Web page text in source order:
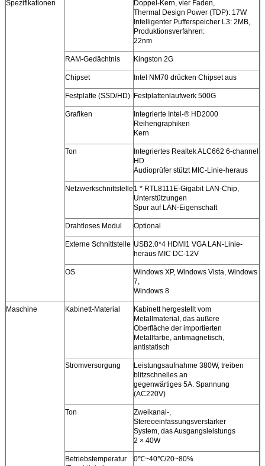
Spezifikationen
Doppel-Kern, vier Faden,
Thermal Design Power (TDP): 17W
Intelligenter Pufferspeicher L3: 2MB,
Produktionsverfahren:
22nm
RAM-Gedächtnis Kingston 2G
Chipset Intel NM70 drücken Chipset aus
Festplatte (SSD/HD) Festplattenlaufwerk 500G
Grafiken
Integrierte Intel-® HD2000
Reihengraphiken
Kern
Ton
Integriertes Realtek ALC662 6-channel
HD
Audioprüfer stützt MIC-Linie-heraus
Netzwerkschnittstelle 1 * RTL8111E-Gigabit LAN-Chip,
Unterstützungen
Spur auf LAN-Eigenschaft
Drahtloses Modul Optional
Externe Schnittstelle USB2.0*4 HDMI1 VGA LAN-Linie-
heraus MIC DC-12V
OS
Windows XP, Windows Vista, Windows
7,
Windows 8
Maschine Kabinett-Material
Kabinett hergestellt vom
Metallmaterial, das äußere
Oberfläche der importierten
Metallfarbe, antimagnetisch,
antistatisch
Stromversorgung
Leistungsaufnahme 380W, treiben
blitzschnelles an
gegenwärtiges 5A. Spannung
(AC220V)
Ton
Zweikanal-,
Stereoeinfassungsverstärker
System, das Ausgangsleistungs
2 × 40W
Betriebstemperatur
0℃~40℃/20~80%